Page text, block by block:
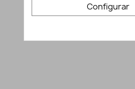
Configurar